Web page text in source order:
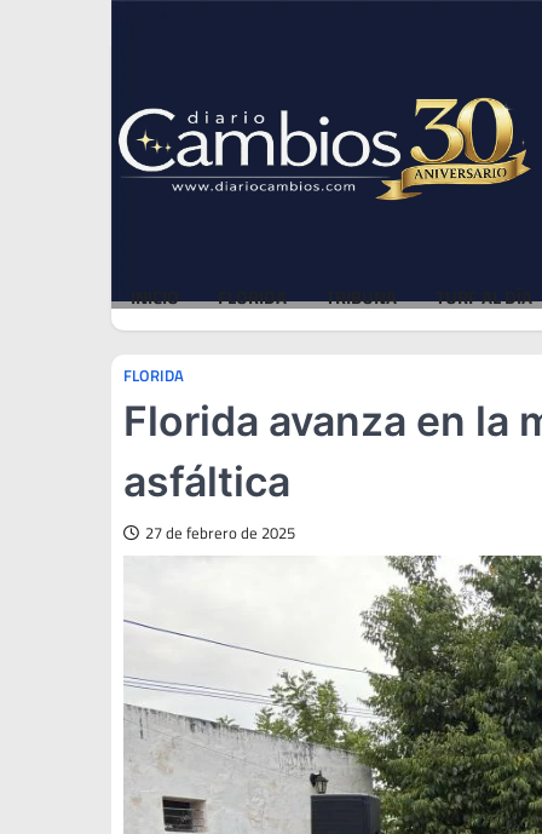
INICIO FLORIDA TRIBUNA TURF AL DÍA
FLORIDA
Florida avanza en la
asfáltica
27 de febrero de 2025